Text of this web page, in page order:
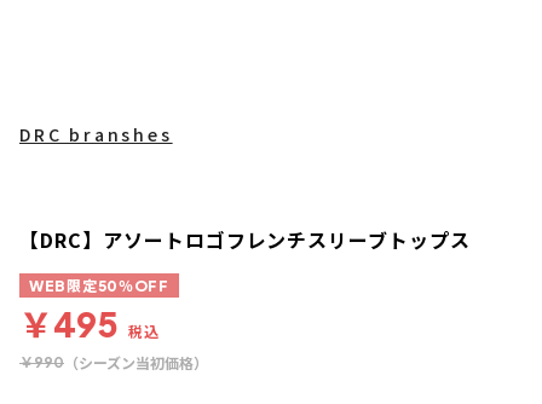
DRC branshes
【DRC】アソートロゴフレンチスリーブトップス
WEB限定50％OFF
￥495 税込
￥990 （シーズン当初価格）